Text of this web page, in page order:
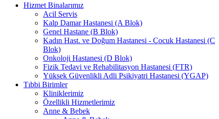
Hizmet Binalarımız
Acil Servis
Kalp Damar Hastanesi (A Blok)
Genel Hastane (B Blok)
Kadın Hast. ve Doğum Hastanesi - Çocuk Hastanesi (C
Blok)
Onkoloji Hastanesi (D Blok)
Fizik Tedavi ve Rehabilitasyon Hastanesi (FTR)
Yüksek Güvenlikli Adli Psikiyatri Hastanesi (YGAP)
Tıbbi Birimler
Kliniklerimiz
Özellikli Hizmetlerimiz
Anne & Bebek